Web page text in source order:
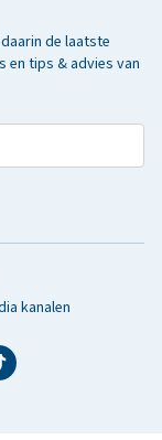
de laatste
en tips & advies van
kanalen